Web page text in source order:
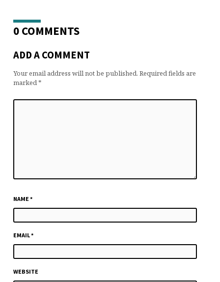
0 COMMENTS
ADD A COMMENT
Your email address will not be published. Required fields are
marked*
NAME *
EMAIL*
WEBSITE